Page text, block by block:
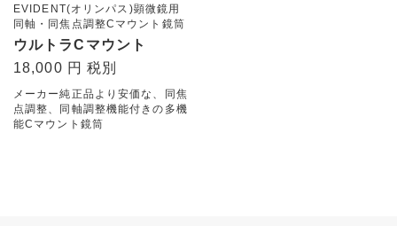
EVIDENT(オリンパス)顕微鏡用
同軸・同焦点調整Cマウント鏡筒
ウルトラCマウント
18,000 円 税別
メーカー純正品より安価な、同焦
点調整、同軸調整機能付きの多機
能Cマウント鏡筒